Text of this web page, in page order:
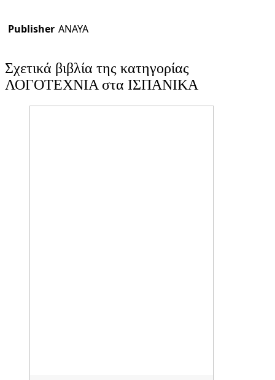
Publisher ANAYA
Σχετικά βιβλία της κατηγορίας
ΛΟΓΟΤΕΧΝΙΑ στα ΙΣΠΑΝΙΚΑ